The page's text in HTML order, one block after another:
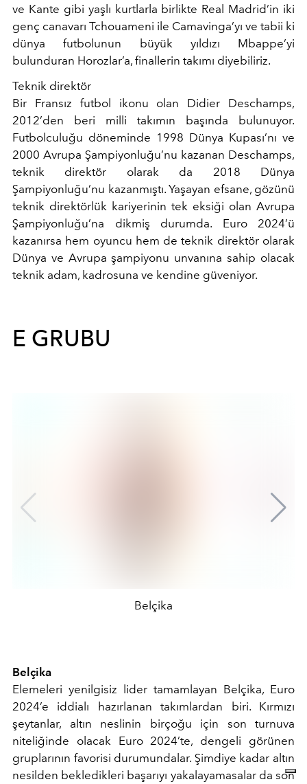
ve Kante gibi yaşlı kurtlarla birlikte Real Madrid’in iki
genç canavarı Tchouameni ile Camavinga’yı ve tabii ki
dünya futbolunun büyük yıldızı Mbappe’yi
bulunduran Horozlar’a, finallerin takımı diyebiliriz.
Teknik direktör
Bir Fransız futbol ikonu olan Didier Deschamps,
2012’den beri milli takımın başında bulunuyor.
Futbolculuğu döneminde 1998 Dünya Kupası’nı ve
2000 Avrupa Şampiyonluğu’nu kazanan Deschamps,
teknik direktör olarak da 2018 Dünya
Şampiyonluğu’nu kazanmıştı. Yaşayan efsane, gözünü
teknik direktörlük kariyerinin tek eksiği olan Avrupa
Şampiyonluğu’na dikmiş durumda. Euro 2024’ü
kazanırsa hem oyuncu hem de teknik direktör olarak
Dünya ve Avrupa şampiyonu unvanına sahip olacak
teknik adam, kadrosuna ve kendine güveniyor.
E GRUBU
Belçika
Belçika
Elemeleri yenilgisiz lider tamamlayan Belçika, Euro
2024’e iddialı hazırlanan takımlardan biri. Kırmızı
şeytanlar, altın neslinin birçoğu için son turnuva
niteliğinde olacak Euro 2024’te, dengeli görünen
gruplarının favorisi durumundalar. Şimdiye kadar altın
nesilden bekledikleri başarıyı yakalayamasalar da son